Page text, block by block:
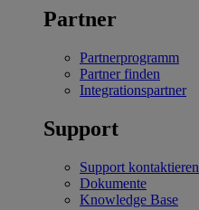
Partner
Partnerprogramm
Partner finden
Integrationspartner
Support
Support kontaktieren
Dokumente
Knowledge Base